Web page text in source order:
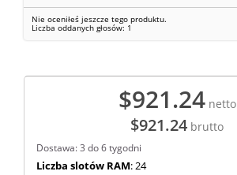
Nie oceniłeś jeszcze tego produktu.
Liczba oddanych głosów: 1
$921.24netto
$921.24 brutto
Dostawa: 3 do 6 tygodni
Liczba slotów RAM: 24